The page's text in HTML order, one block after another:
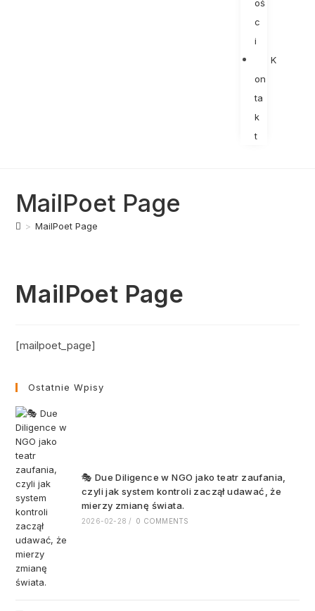
oś
c
i
K
on
ta
k
t
MailPoet Page
> MailPoet Page
MailPoet Page
[mailpoet_page]
Ostatnie Wpisy
🎭 Due Diligence w NGO jako teatr zaufania,
czyli jak system kontroli zaczął udawać, że
mierzy zmianę świata.
2026-02-28 / 0 COMMENTS